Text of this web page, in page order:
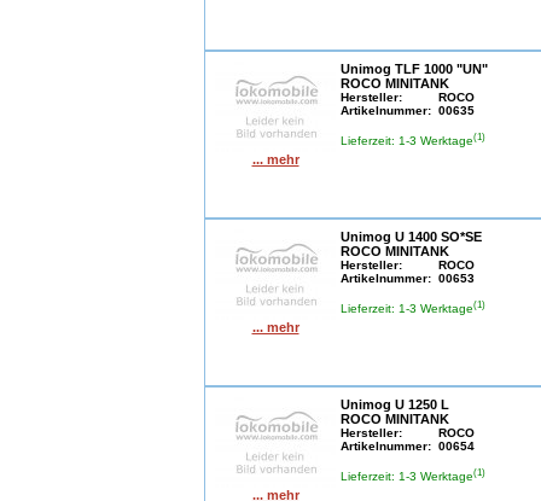
... mehr
Unimog TLF 1000 "UN"
ROCO MINITANK
Hersteller:
ROCO
Artikelnummer: 00635
Lieferzeit: 1-3 Werktage(1)
... mehr
Unimog U 1400 SO*SE
ROCO MINITANK
Hersteller:
ROCO
Artikelnummer: 00653
Lieferzeit: 1-3 Werktage(1)
... mehr
Unimog U 1250 L
ROCO MINITANK
Hersteller:
ROCO
Artikelnummer: 00654
Lieferzeit: 1-3 Werktage(1)